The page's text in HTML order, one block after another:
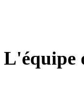
L'équipe